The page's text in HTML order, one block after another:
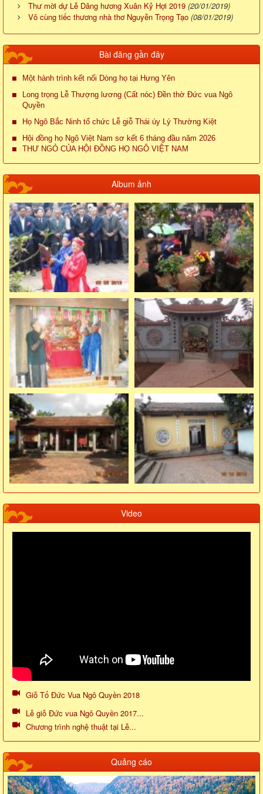
Thư mời dự Lễ Dâng hương Xuân Kỷ Hợi 2019 (20/01/2019)
Vô cùng tiếc thương nhà thơ Nguyễn Trọng Tạo (08/01/2019)
Bài đăng gần đây
Một hành trình kết nối Dòng họ tại Hưng Yên
Long trọng Lễ Thượng lương (Cất nóc) Đền thờ Đức vua Ngô
Quyền
Họ Ngô Bắc Ninh tổ chức Lễ giỗ Thái úy Lý Thường Kiệt
Hội đồng họ Ngô Việt Nam sơ kết 6 tháng đầu năm 2026
THƯ NGỎ CỦA HỘI ĐỒNG HỌ NGÔ VIỆT NAM
Album ảnh
Video
Giỗ Tổ Đức Vua Ngô Quyền 2018
Lễ giỗ Đức vua Ngô Quyền 2017...
Chương trình nghệ thuật tại Lễ...
Quảng cáo